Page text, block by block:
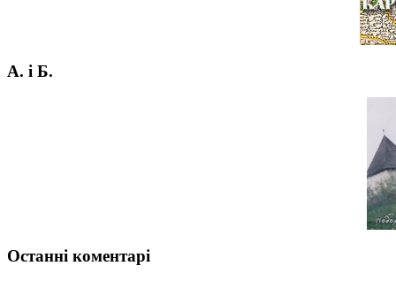
А. і Б.
Останні коментарі